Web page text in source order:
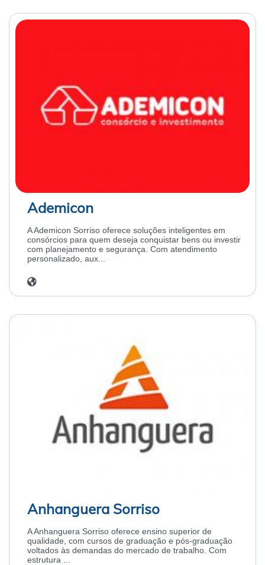
Ademicon
A Ademicon Sorriso oferece soluções inteligentes em
consórcios para quem deseja conquistar bens ou investir
com planejamento e segurança. Com atendimento
personalizado, aux...
Anhanguera Sorriso
A Anhanguera Sorriso oferece ensino superior de
qualidade, com cursos de graduação e pós-graduação
voltados às demandas do mercado de trabalho. Com
estrutura ...